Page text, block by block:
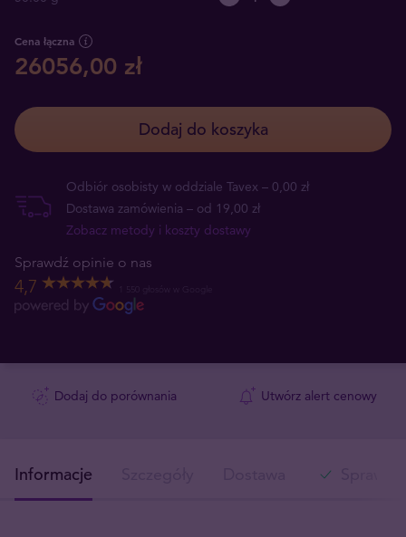
Cena łączna
26056,00 zł
Dodaj do koszyka
Odbiór osobisty w oddziale Tavex – 0,00 zł
Dostawa zamówienia – od 19,00 zł
Zobacz metody i koszty dostawy
Sprawdź opinie o nas
4,7
Dodaj do porównania Utwórz alert cenowy
Informacje